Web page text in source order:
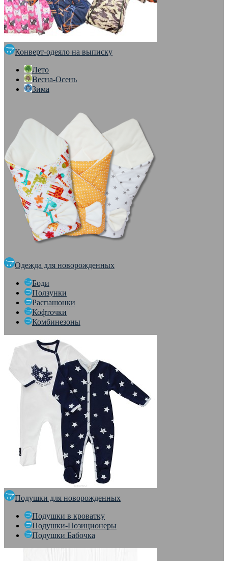
Конверт-одеяло на выписку
Лето
Весна-Осень
Зима
Одежда для новорожденных
Боди
Ползунки
Распашонки
Кофточки
Комбинезоны
Подушки для новорожденных
Подушки в кроватку
Подушки-Позиционеры
Подушки Бабочка